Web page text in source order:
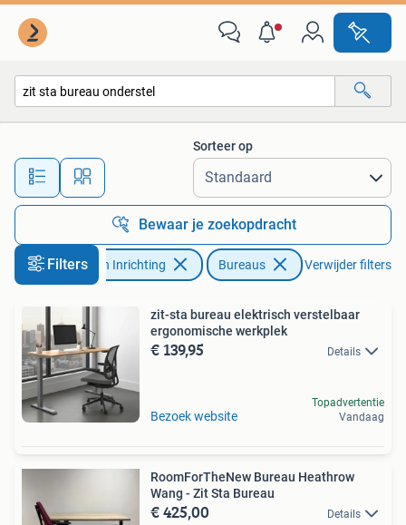
Alle afstanden…
Sorteer op
Bewaar je zoekopdracht
FiltersHuis en Inrichting Bureaus Verwijder filters
zit-sta bureau elektrisch verstelbaar
ergonomische werkplek
€ 139,95 Details
Bezoek website
Topadvertentie
Vandaag
RoomForTheNew Bureau Heathrow
Wang - Zit Sta Bureau
€ 425,00 Details